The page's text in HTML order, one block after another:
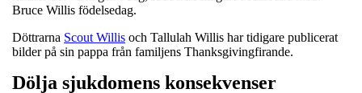
Bruce Willis födelsedag.
Döttrarna Scout Willis och Tallulah Willis har tidigare publicerat
bilder på sin pappa från familjens Thanksgivingfirande.
Dölja sjukdomens konsekvenser